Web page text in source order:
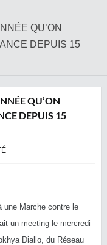
QU’ON
DEPUIS 15
QU’ON
DEPUIS 15
une Marche contre le
un meeting le mercredi
Diallo, du Réseau